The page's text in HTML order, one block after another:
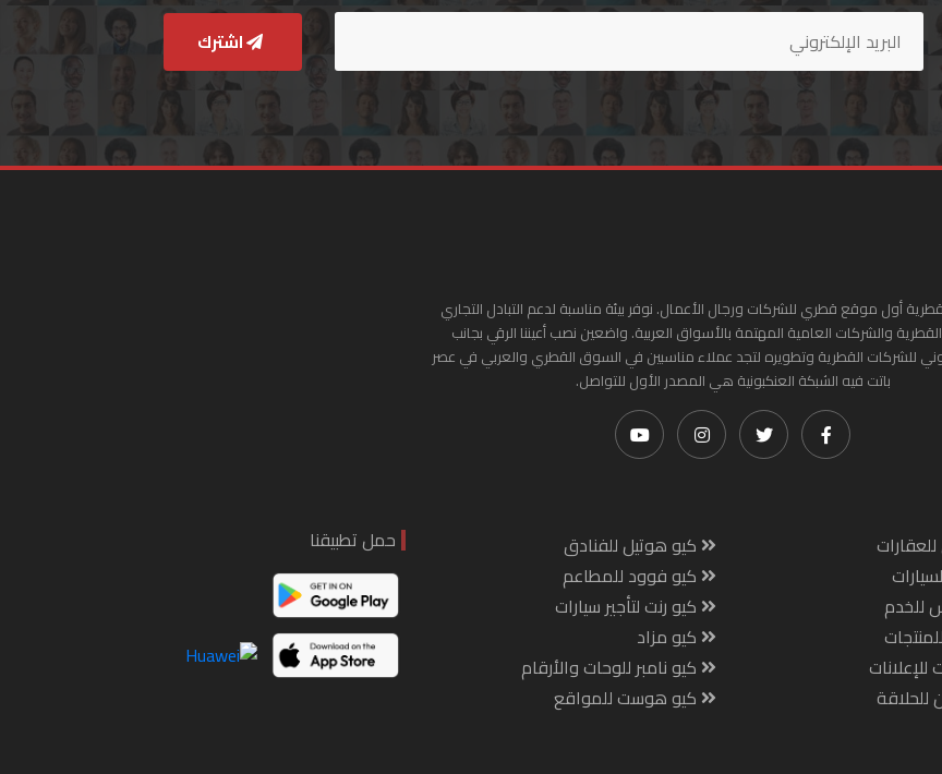
اشترك
أول موقع قطري للشركات ورجال الأعمال. نوفر بيئة مناسبة لدعم التبادل التجاري
والشركات العامية المهتمة بالأسواق العربية. واضعين نصب أعيننا الرقي بجانب
للشركات القطرية وتطويره لتجد عملاء مناسبين في السوق القطري والعربي في عصر
باتت فيه الشبكة العنكبونية هي المصدر الأول للتواصل.
للخدم
للحلاقة
كيو هوتيل للفنادق
كيو فوود للمطاعم
كيو رنت لتأجير سيارات
كيو مزاد
كيو نامبر للوحات والأرقام
كيو هوست للمواقع
حمل تطبيقنا